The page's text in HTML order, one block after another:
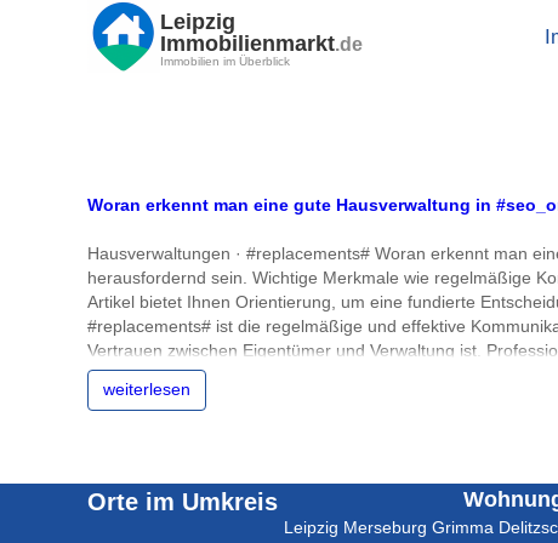
Leipzig
Immobilienmarkt.de
Immobilien im Überblick
Woran erkennt man eine gute Hausverwaltung in
Hausverwaltungen · #replacements# Woran erkennt man
herausfordernd sein. Wichtige Merkmale wie regelmäßige
Artikel bietet Ihnen Orientierung, um eine fundierte
#replacements# ist die regelmäßige und effektive
Vertrauen zwischen Eigentümer und Verwaltung ist.
Kontakt transparent und effizient. Ein weiteres Kennzeichen
#replacements# legt Wert auf detaillierte und
hilfreich, Referenzen von bestehenden Kunden einzuholen
Feedbacks vorweisen. Diese Informationen geben einen
Vertragsgestaltung aus. In #replacements# ist es wichtig,
sondern auch den Umfang der Verwaltungsaufgaben. Ein
weiterlesen
Orte im Umkreis
Leipzig Merseburg Grimma